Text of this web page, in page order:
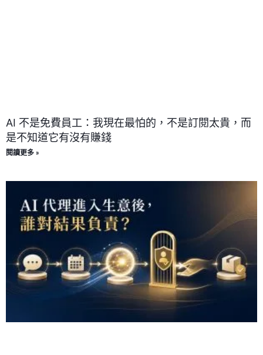
AI 不是免費員工：我現在最怕的，不是訂閱太貴，而
是不知道它有沒有賺錢
閱讀更多 »